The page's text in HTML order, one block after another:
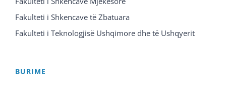
Fakulteti i Shkencave të Zbatuara
Fakulteti i Teknologjisë Ushqimore dhe të Ushqyerit
BURIME